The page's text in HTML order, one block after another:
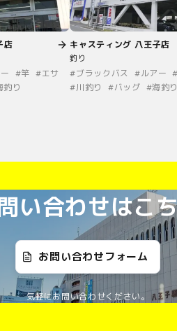
店
#竿 #エサ
釣り
キャスティング 八王子店
釣り
#ブラックバス #ルアー #
#川釣り #バッグ #海釣り
い合わせはこ
お問い合わせフォーム
気軽にお問い合わせください。